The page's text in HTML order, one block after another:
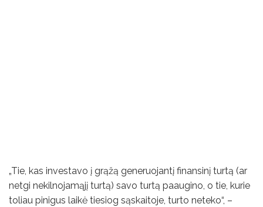
„Tie, kas investavo į grąžą generuojantį finansinį turtą (ar
netgi nekilnojamąjį turtą) savo turtą paaugino, o tie, kurie
toliau pinigus laikė tiesiog sąskaitoje, turto neteko“, –